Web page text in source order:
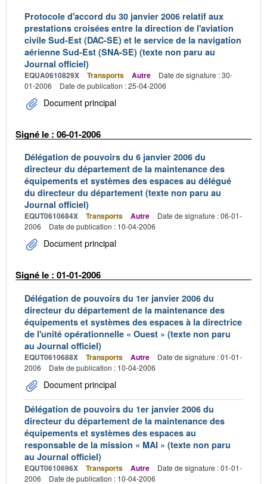
Protocole d'accord du 30 janvier 2006 relatif aux
prestations croisées entre la direction de l'aviation
civile Sud-Est (DAC-SE) et le service de la navigation
aérienne Sud-Est (SNA-SE) (texte non paru au
Journal officiel)
EQUA0610829X Transports Autre
Date de signature : 30-
01-2006
Date de publication : 25-04-2006
Document principal
Signé le : 06-01-2006
Délégation de pouvoirs du 6 janvier 2006 du
directeur du département de la maintenance des
équipements et systèmes des espaces au délégué
du directeur du département (texte non paru au
Journal officiel)
EQUT0610684X Transports Autre
Date de signature : 06-01-
2006
Date de publication : 10-04-2006
Document principal
Signé le : 01-01-2006
Délégation de pouvoirs du 1er janvier 2006 du
directeur du département de la maintenance des
équipements et systèmes des espaces à la directrice
de l'unité opérationnelle « Ouest » (texte non paru
au Journal officiel)
EQUT0610688X Transports Autre
Date de signature : 01-01-
2006
Date de publication : 10-04-2006
Document principal
Délégation de pouvoirs du 1er janvier 2006 du
directeur du département de la maintenance des
équipements et systèmes des espaces au
responsable de la mission « MAI » (texte non paru
au Journal officiel)
EQUT0610696X Transports Autre
Date de signature : 01-01-
2006
Date de publication : 10-04-2006